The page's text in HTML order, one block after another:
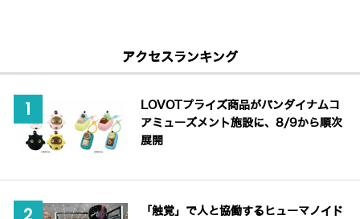
アクセスランキング
LOVOTプライズ商品がバンダイナムコ
アミューズメント施設に、8/9から順次
展開
「触覚」で人と協働するヒューマノイド